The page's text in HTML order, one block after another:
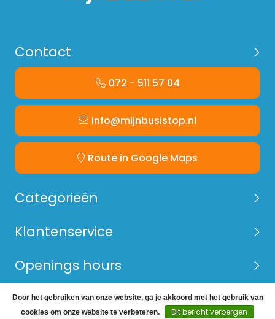
Contact
072 - 511 57 04
info@mijnbusistop.nl
Route in Google Maps
Categorieën
Klantenservice
Openings hours
© Copyright 2026 Mijn Bus is Top -Webshop laten
Door het gebruiken van onze website, ga je akkoord met het gebruik van
cookies om onze website te verbeteren.
Dit bericht verbergen